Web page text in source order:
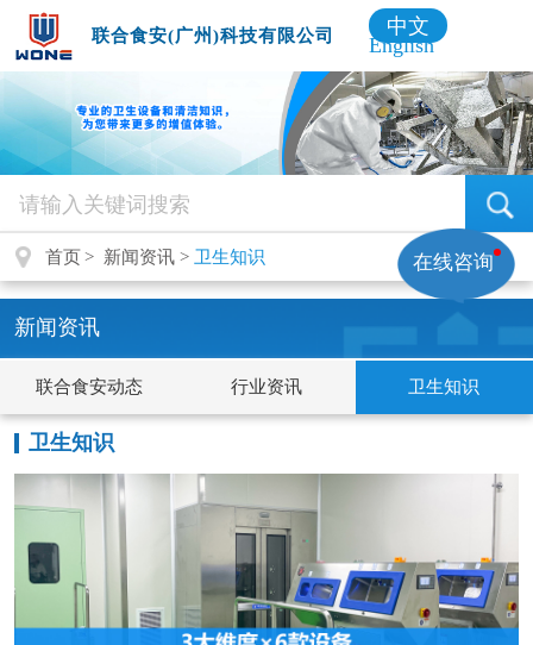
联合食安(广州)科技有限公司
中文
English
首页 新闻资讯 卫生知识
新闻资讯
联合食安动态 行业资讯 卫生知识
卫生知识
在线咨询